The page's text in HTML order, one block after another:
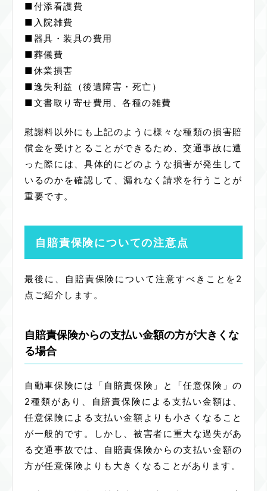
■付添看護費
■入院雑費
■器具・装具の費用
■葬儀費
■休業損害
■逸失利益（後遺障害・死亡）
■文書取り寄せ費用、各種の雑費
慰謝料以外にも上記のように様々な種類の損害賠
償金を受けとることができるため、交通事故に遭
った際には、具体的にどのような損害が発生して
いるのかを確認して、漏れなく請求を行うことが
重要です。
自賠責保険についての注意点
最後に、自賠責保険について注意すべきことを2
点ご紹介します。
自賠責保険からの支払い金額の方が大きくな
る場合
自動車保険には「自賠責保険」と「任意保険」の
2種類があり、自賠責保険による支払い金額は、
任意保険による支払い金額よりも小さくなること
が一般的です。しかし、被害者に重大な過失があ
る交通事故では、自賠責保険からの支払い金額の
方が任意保険よりも大きくなることがあります。